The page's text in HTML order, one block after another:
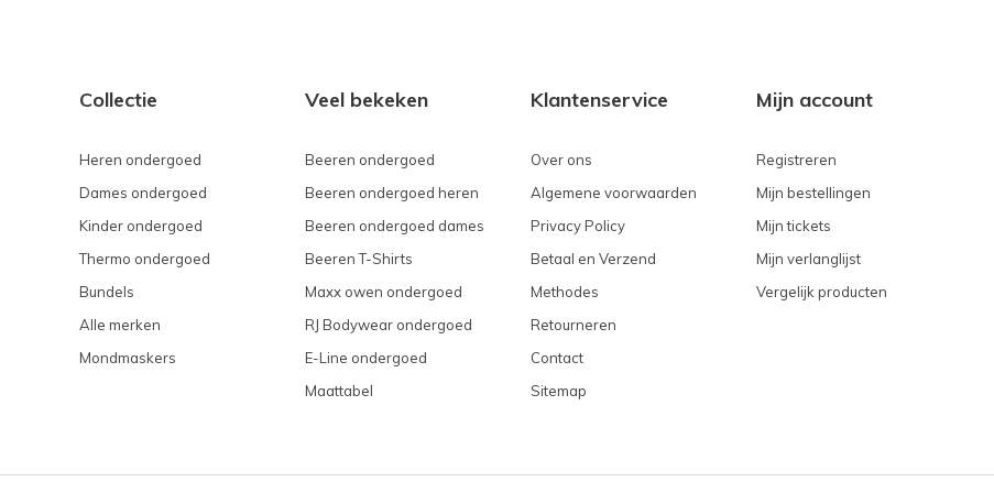
Collectie
Heren ondergoed
Dames ondergoed
Kinder ondergoed
Thermo ondergoed
Bundels
Alle merken
Mondmaskers
Veel bekeken
Beeren ondergoed
Beeren ondergoed heren
Beeren ondergoed dames
Beeren T-Shirts
Maxx owen ondergoed
RJ Bodywear ondergoed
E-Line ondergoed
Maattabel
Klantenservice
Over ons
Algemene voorwaarden
Privacy Policy
Betaal en Verzend
Methodes
Retourneren
Contact
Sitemap
Mijn account
Registreren
Mijn bestellingen
Mijn tickets
Mijn verlanglijst
Vergelijk producten